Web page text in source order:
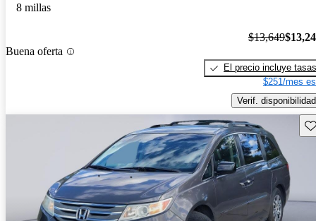
8 millas
Buena oferta
$13,649
El precio incluye tasas
$251/mes
Verif. disponibilidad